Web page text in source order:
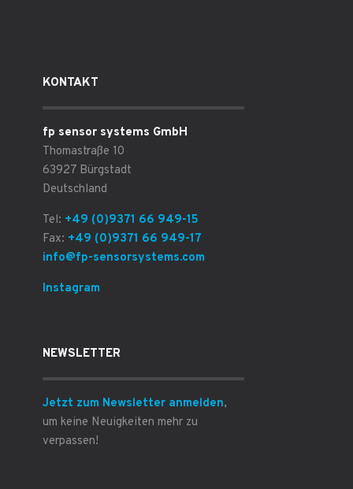
KONTAKT
fp sensor systems GmbH
Thomastraße 10
63927 Bürgstadt
Deutschland
Tel: +49 (0)9371 66 949-15
Fax: +49 (0)9371 66 949-17
info@fp-sensorsystems.com
Instagram
NEWSLETTER
Jetzt zum Newsletter anmelden,
um keine Neuigkeiten mehr zu
verpassen!